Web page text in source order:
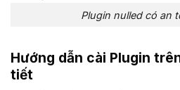
Plugin nulled có an
Hướng dẫn cài Plugin
tiết